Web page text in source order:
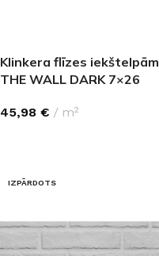
Klinkera flīzes iekštelpām
THE WALL DARK 7×26
45,98 € m²
IZPĀRDOTS